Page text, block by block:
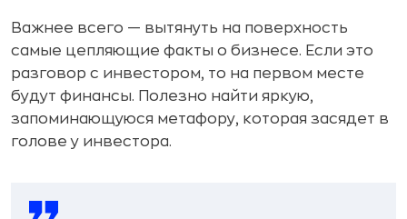
Важнее всего — вытянуть на поверхность
самые цепляющие факты о бизнесе. Если это
разговор с инвестором, то на первом месте
будут финансы. Полезно найти яркую,
запоминающуюся метафору, которая засядет в
голове у инвестора.